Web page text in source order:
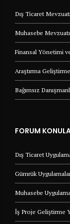
Dış Ticaret
Muhasebe
Finansal Yönetimi
Araştırma Geliştirme
Bağımsız
FORUM
Dış Ticaret
Gümrük
Muhasebe
İş Proje Geliştirme